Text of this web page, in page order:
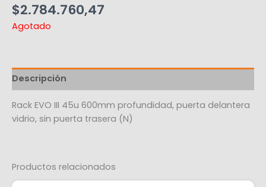
$2.784.760,47
Agotado
Descripción
Rack EVO III 45u 600mm profundidad, puerta delantera
vidrio, sin puerta trasera (N)
Productos relacionados